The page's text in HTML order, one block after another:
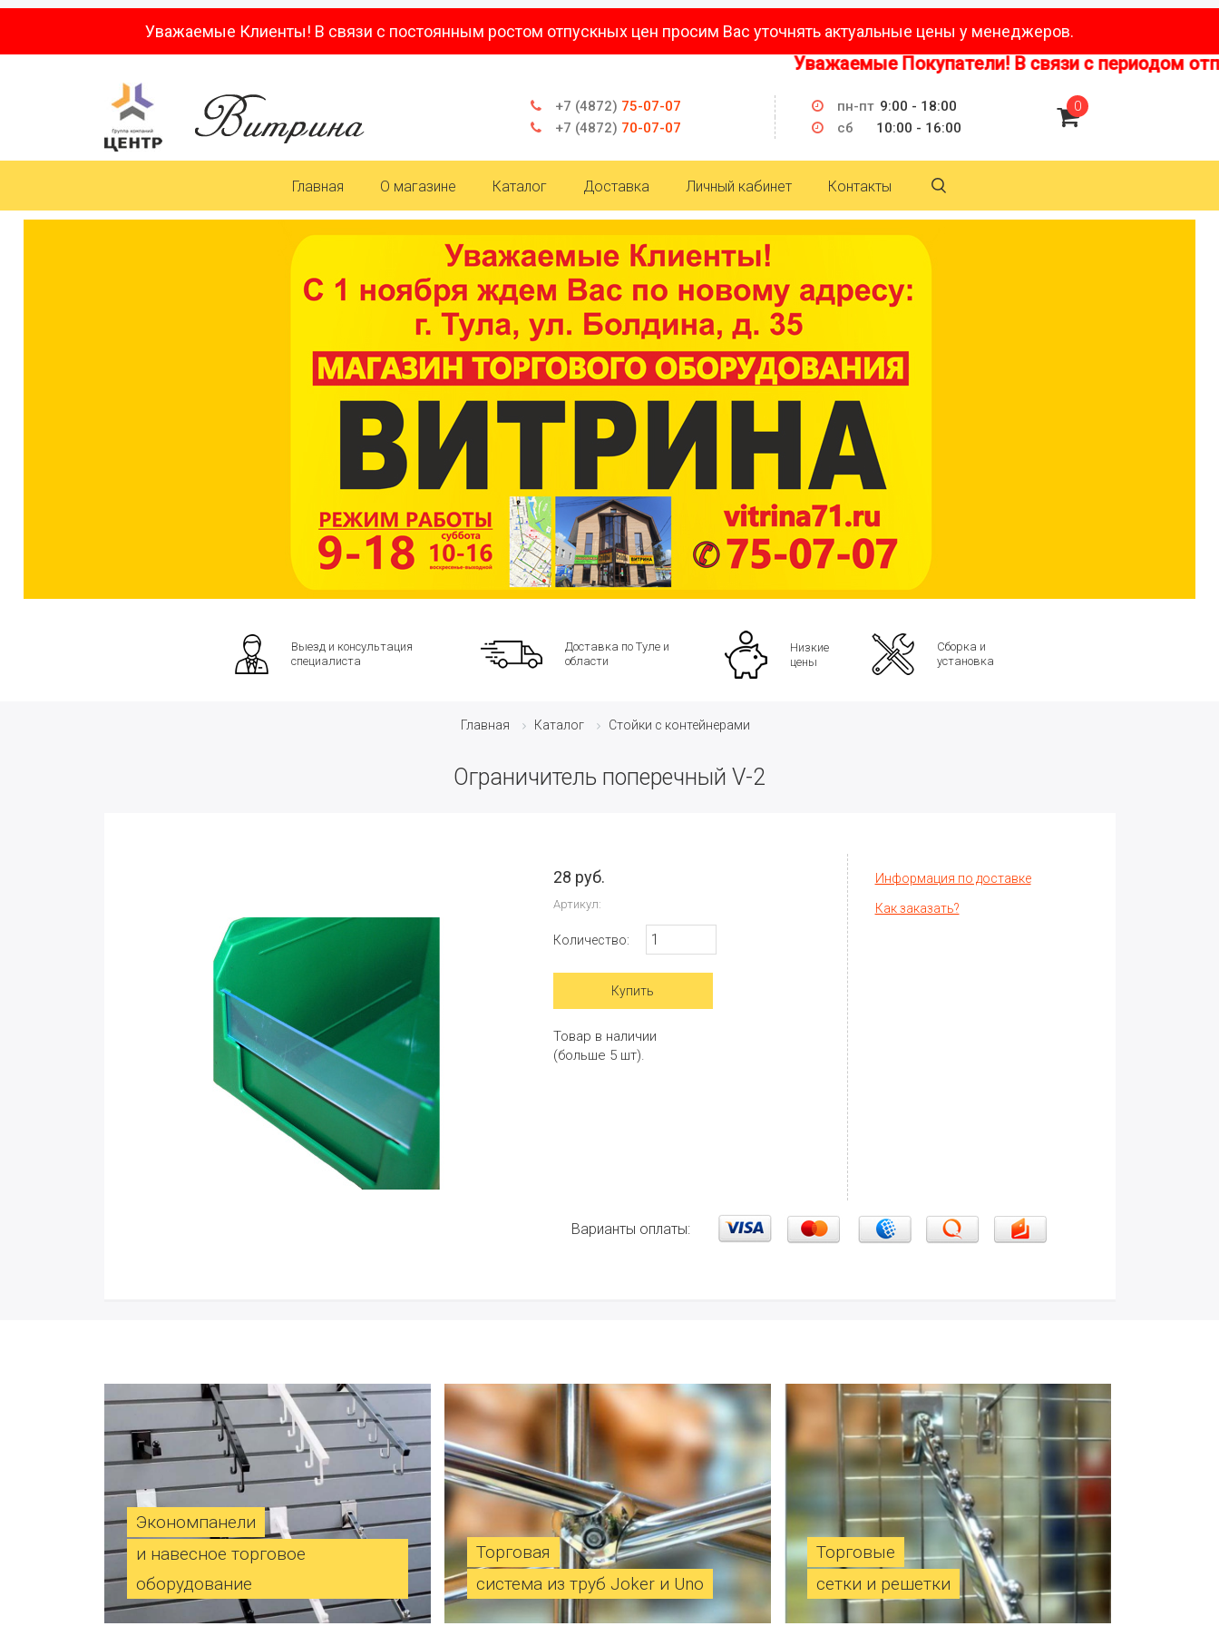
Уважаемые Клиенты! В связи с постоянным ростом отпускных цен просим Вас уточнять актуальные цены у менеджеров.
Уважаемые Покупатели! В связи с периодом
+7 (4872) 75-07-07
+7 (4872) 70-07-07
пн-пт 9:00 - 18:00
сб
10:00 - 16:00
0
Главная О магазине Каталог Доставка Личный кабинет Контакты
Выезд и консультация
специалиста
Доставка по Туле и
области
Низкие
цены
Сборка и
установка
Главная Каталог Стойки с контейнерами
Ограничитель поперечный V-2
28 руб.
Артикул:
Количество:
Товар в наличии
(больше 5 шт).
Информация по доставке
Как заказать?
Варианты оплаты:
Экономпанели
и навесное торговое
оборудование
Торговая
система из труб Joker и Uno
Торговые
сетки и решетки